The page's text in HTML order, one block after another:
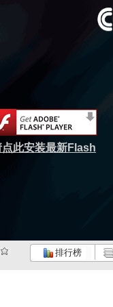
点此安装最新Flash
排行榜